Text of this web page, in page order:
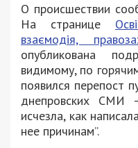
О происшествии
На странице
взаємодія,
опубликована
видимому, по
появился перепост
днепровских СМИ
исчезла, как
нее причинам”.